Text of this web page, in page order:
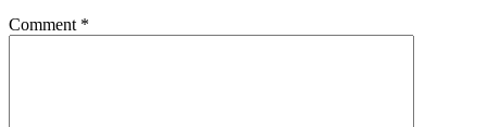
Comment *